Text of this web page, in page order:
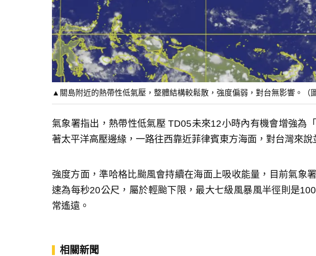
▲關島附近的熱帶性低氣壓，整體結構較鬆散，強度偏弱，對台無影響。（
氣象署指出，熱帶性低氣壓 TD05未來12小時內有機會增強為
著太平洋高壓邊緣，一路往西靠近菲律賓東方海面，對台灣來說
強度方面，準哈格比颱風會持續在海面上吸收能量，目前氣象
速為每秒20公尺，屬於輕颱下限，最大七級風暴風半徑則是
常遙遠。
相關新聞